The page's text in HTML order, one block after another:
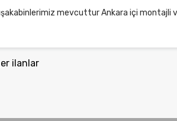
mevcuttur Ankara içi montajli
ilanlar